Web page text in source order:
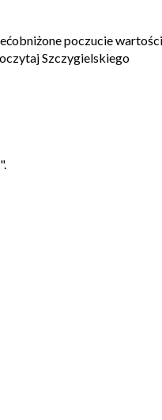
poczucie
Szczygielskiego